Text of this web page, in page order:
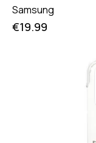
Samsung
€19.99